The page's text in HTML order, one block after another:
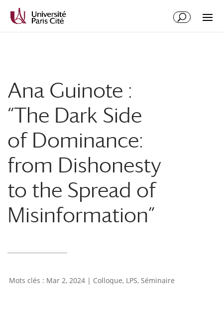
contenu
Ana Guinote :
“The Dark Side
of Dominance:
from Dishonesty
to the Spread of
Misinformation”
Mar 2, 2024 | Colloque, LPS, Séminaire